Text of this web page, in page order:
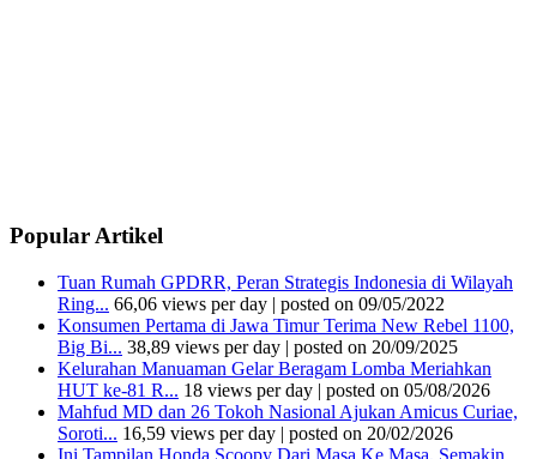
Popular Artikel
Tuan Rumah GPDRR, Peran Strategis Indonesia di Wilayah
Ring... 66,06 views per day | posted on 09/05/2022
Konsumen Pertama di Jawa Timur Terima New Rebel 1100,
Big Bi... 38,89 views per day | posted on 20/09/2025
Kelurahan Manuaman Gelar Beragam Lomba Meriahkan
HUT ke-81 R... 18 views per day | posted on 05/08/2026
Mahfud MD dan 26 Tokoh Nasional Ajukan Amicus Curiae,
Soroti... 16,59 views per day | posted on 20/02/2026
Ini Tampilan Honda Scoopy Dari Masa Ke Masa, Semakin